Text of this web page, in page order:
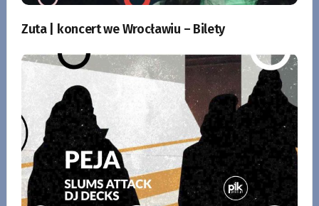
Zuta | koncert we Wrocławiu – Bilety